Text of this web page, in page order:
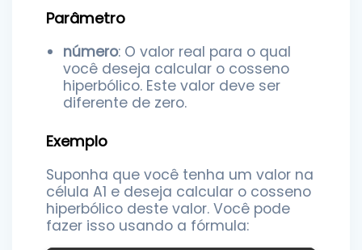
Parâmetro
número: O valor real para o qual
você deseja calcular o cosseno
hiperbólico. Este valor deve ser
diferente de zero.
Exemplo
Suponha que você tenha um valor na
célula A1 e deseja calcular o cosseno
hiperbólico deste valor. Você pode
fazer isso usando a fórmula: